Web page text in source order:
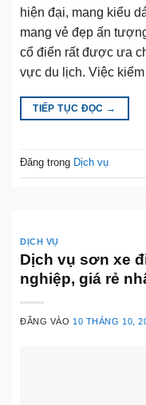
hiện đại, mang kiểu
mang vẻ đẹp ấn
cổ điển rất được ưa
vực du lịch. Việc
TIẾP TỤC ĐỌC →
Đăng trong Dịch vụ
DỊCH VỤ
Dịch vụ sơn xe
nghiệp, giá rẻ
ĐĂNG VÀO10 THÁNG 10,